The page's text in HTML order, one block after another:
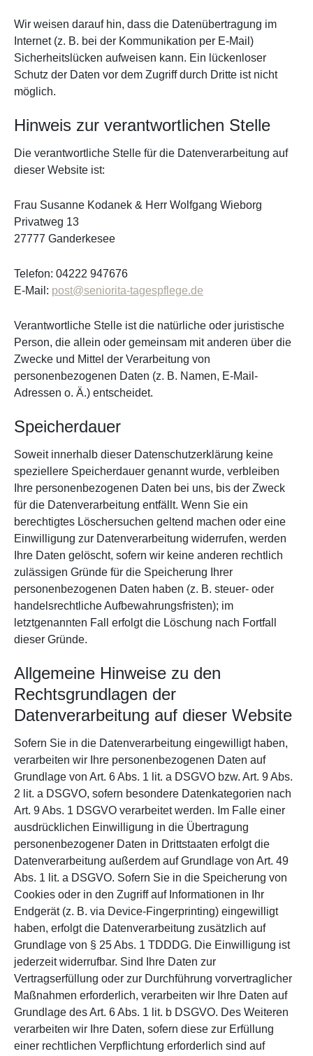
Wir weisen darauf hin, dass die Datenübertragung im
Internet (z. B. bei der Kommunikation per E-Mail)
Sicherheitslücken aufweisen kann. Ein lückenloser
Schutz der Daten vor dem Zugriff durch Dritte ist nicht
möglich.
Hinweis zur verantwortlichen Stelle
Die verantwortliche Stelle für die Datenverarbeitung auf
dieser Website ist:
Frau Susanne Kodanek & Herr Wolfgang Wieborg
Privatweg 13
27777 Ganderkesee
Telefon: 04222 947676
E-Mail: post@seniorita-tagespflege.de
Verantwortliche Stelle ist die natürliche oder juristische
Person, die allein oder gemeinsam mit anderen über die
Zwecke und Mittel der Verarbeitung von
personenbezogenen Daten (z. B. Namen, E-Mail-
Adressen o. Ä.) entscheidet.
Speicherdauer
Soweit innerhalb dieser Datenschutzerklärung keine
speziellere Speicherdauer genannt wurde, verbleiben
Ihre personenbezogenen Daten bei uns, bis der Zweck
für die Datenverarbeitung entfällt. Wenn Sie ein
berechtigtes Löschersuchen geltend machen oder eine
Einwilligung zur Datenverarbeitung widerrufen, werden
Ihre Daten gelöscht, sofern wir keine anderen rechtlich
zulässigen Gründe für die Speicherung Ihrer
personenbezogenen Daten haben (z. B. steuer- oder
handelsrechtliche Aufbewahrungsfristen); im
letztgenannten Fall erfolgt die Löschung nach Fortfall
dieser Gründe.
Allgemeine Hinweise zu den
Rechtsgrundlagen der
Datenverarbeitung auf dieser Website
Sofern Sie in die Datenverarbeitung eingewilligt haben,
verarbeiten wir Ihre personenbezogenen Daten auf
Grundlage von Art. 6 Abs. 1 lit. a DSGVO bzw. Art. 9 Abs.
2 lit. a DSGVO, sofern besondere Datenkategorien nach
Art. 9 Abs. 1 DSGVO verarbeitet werden. Im Falle einer
ausdrücklichen Einwilligung in die Übertragung
personenbezogener Daten in Drittstaaten erfolgt die
Datenverarbeitung außerdem auf Grundlage von Art. 49
Abs. 1 lit. a DSGVO. Sofern Sie in die Speicherung von
Cookies oder in den Zugriff auf Informationen in Ihr
Endgerät (z. B. via Device-Fingerprinting) eingewilligt
haben, erfolgt die Datenverarbeitung zusätzlich auf
Grundlage von § 25 Abs. 1 TDDDG. Die Einwilligung ist
jederzeit widerrufbar. Sind Ihre Daten zur
Vertragserfüllung oder zur Durchführung vorvertraglicher
Maßnahmen erforderlich, verarbeiten wir Ihre Daten auf
Grundlage des Art. 6 Abs. 1 lit. b DSGVO. Des Weiteren
verarbeiten wir Ihre Daten, sofern diese zur Erfüllung
einer rechtlichen Verpflichtung erforderlich sind auf